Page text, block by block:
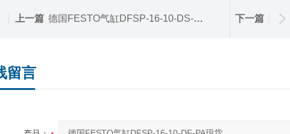
上一篇 德国FESTO气缸DFSP-16-10-DS-PA2现货 下一篇
留言